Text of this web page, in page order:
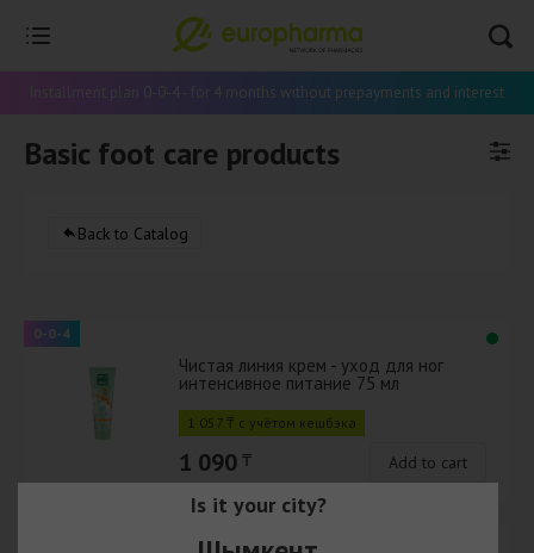
Installment plan 0-0-4 - for 4 months without prepayments and interest
Basic foot care products
Back to Catalog
0-0-4
Чистая линия крем - уход для ног
интенсивное питание 75 мл
1 057 ₸ с учётом кешбэка
1 090 ₸ Add to cart
Is it your city?